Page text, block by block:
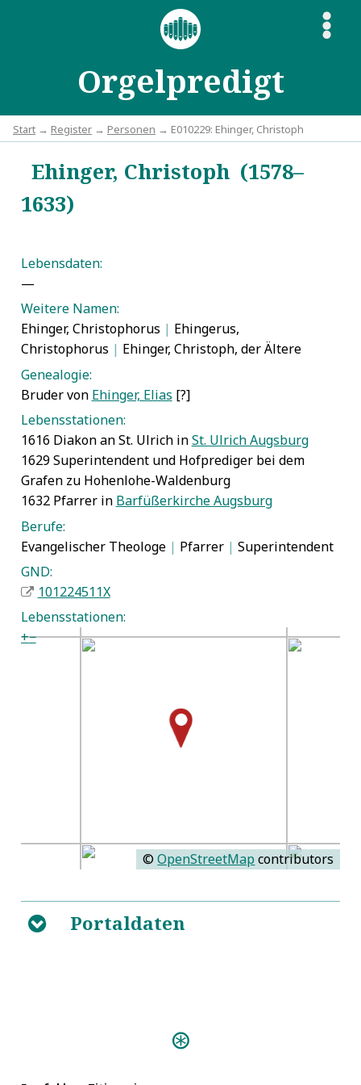
Orgelpredigt
S
Start → Register → Personen → E010229: Ehinger, Christoph
Ehinger, Christoph (1578–
1633)
Lebensdaten:
—
Weitere Namen:
Ehinger, Christophorus | Ehingerus,
Christophorus | Ehinger, Christoph, der Ältere
Genealogie:
Bruder von Ehinger, Elias [?]
Lebensstationen:
1616 Diakon an St. Ulrich inSt. Ulrich Augsburg
1629 Superintendent und Hofprediger bei dem
Grafen zu Hohenlohe-Waldenburg
1632 Pfarrer in Barfüßerkirche Augsburg
Berufe:
Evangelischer Theologe | Pfarrer | Superintendent
GND:
101224511X
Lebensstationen:
+−
©OpenStreetMap contributors
B Portaldaten